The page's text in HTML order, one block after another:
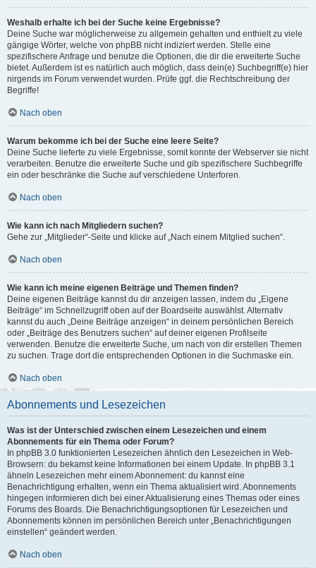
Weshalb erhalte ich bei der Suche keine Ergebnisse?
Deine Suche war möglicherweise zu allgemein gehalten und enthielt zu viele
gängige Wörter, welche von phpBB nicht indiziert werden. Stelle eine
spezifischere Anfrage und benutze die Optionen, die dir die erweiterte Suche
bietet. Außerdem ist es natürlich auch möglich, dass dein(e) Suchbegriff(e) hier
nirgends im Forum verwendet wurden. Prüfe ggf. die Rechtschreibung der
Begriffe!
Nach oben
Warum bekomme ich bei der Suche eine leere Seite?
Deine Suche lieferte zu viele Ergebnisse, somit konnte der Webserver sie nicht
verarbeiten. Benutze die erweiterte Suche und gib spezifischere Suchbegriffe
ein oder beschränke die Suche auf verschiedene Unterforen.
Nach oben
Wie kann ich nach Mitgliedern suchen?
Gehe zur „Mitglieder“-Seite und klicke auf „Nach einem Mitglied suchen“.
Nach oben
Wie kann ich meine eigenen Beiträge und Themen finden?
Deine eigenen Beiträge kannst du dir anzeigen lassen, indem du „Eigene
Beiträge“ im Schnellzugriff oben auf der Boardseite auswählst. Alternativ
kannst du auch „Deine Beiträge anzeigen“ in deinem persönlichen Bereich
oder „Beiträge des Benutzers suchen“ auf deiner eigenen Profilseite
verwenden. Benutze die erweiterte Suche, um nach von dir erstellen Themen
zu suchen. Trage dort die entsprechenden Optionen in die Suchmaske ein.
Nach oben
Abonnements und Lesezeichen
Was ist der Unterschied zwischen einem Lesezeichen und einem
Abonnements für ein Thema oder Forum?
In phpBB 3.0 funktionierten Lesezeichen ähnlich den Lesezeichen in Web-
Browsern: du bekamst keine Informationen bei einem Update. In phpBB 3.1
ähneln Lesezeichen mehr einem Abonnement: du kannst eine
Benachrichtigung erhalten, wenn ein Thema aktualisiert wird. Abonnements
hingegen informieren dich bei einer Aktualisierung eines Themas oder eines
Forums des Boards. Die Benachrichtigungsoptionen für Lesezeichen und
Abonnements können im persönlichen Bereich unter „Benachrichtigungen
einstellen“ geändert werden.
Nach oben